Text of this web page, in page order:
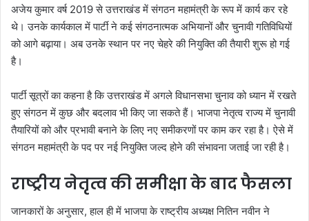
अजेय कुमार वर्ष 2019 से उत्तराखंड में संगठन महामंत्री के रूप में कार्य कर रहे
थे। उनके कार्यकाल में पार्टी ने कई संगठनात्मक अभियानों और चुनावी गतिविधियों
को आगे बढ़ाया। अब उनके स्थान पर नए चेहरे की नियुक्ति की तैयारी शुरू हो गई
है।
पार्टी सूत्रों का कहना है कि उत्तराखंड में अगले विधानसभा चुनाव को ध्यान में रखते
हुए संगठन में कुछ और बदलाव भी किए जा सकते हैं। भाजपा नेतृत्व राज्य में चुनावी
तैयारियों को और प्रभावी बनाने के लिए नए समीकरणों पर काम कर रहा है। ऐसे में
संगठन महामंत्री के पद पर नई नियुक्ति जल्द होने की संभावना जताई जा रही है।
राष्ट्रीय नेतृत्व की समीक्षा के बाद फैसला
जानकारों के अनुसार, हाल ही में भाजपा के राष्ट्रीय अध्यक्ष नितिन नवीन ने